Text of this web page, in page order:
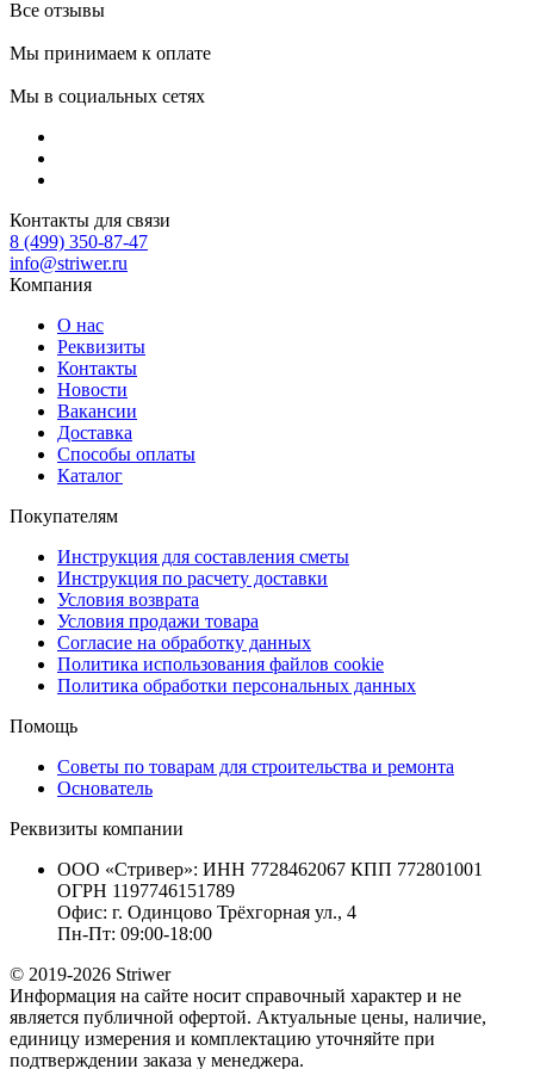
Все отзывы
Мы принимаем к оплате
Мы в социальных сетях
Контакты для связи
8 (499) 350-87-47
info@striwer.ru
Компания
О нас
Реквизиты
Контакты
Новости
Вакансии
Доставка
Способы оплаты
Каталог
Покупателям
Инструкция для составления сметы
Инструкция по расчету доставки
Условия возврата
Условия продажи товара
Согласие на обработку данных
Политика использования файлов cookie
Политика обработки персональных данных
Помощь
Советы по товарам для строительства и ремонта
Основатель
Реквизиты компании
ООО «Стривер»: ИНН 7728462067 КПП 772801001
ОГРН 1197746151789
Офис: г. Одинцово Трёхгорная ул., 4
Пн-Пт: 09:00-18:00
© 2019-2026 Striwer
Информация на сайте носит справочный характер и не
является публичной офертой. Актуальные цены, наличие,
единицу измерения и комплектацию уточняйте при
подтверждении заказа у менеджера.